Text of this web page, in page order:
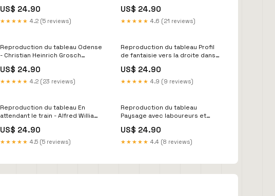
US$ 24.90
★★★★★ 4.2 (5 reviews)
Catalogne
US$ 24.90
★★★★★ 4.6 (21 reviews)
Reproduction du tableau Odense
- Christian Heinrich Grosch
US$ 24.90
★★★★★ 4.2 (23 reviews)
Reproduction du tableau Profil
de fantaisie vers la droite dans
noir, en bas à droite le noir est
lavé - Samuel Jessurun de
US$ 24.90
★★★★★ 4.9 (9 reviews)
Reproduction du tableau En
attendant le train - Alfred William
US$ 24.90
★★★★★ 4.5 (5 reviews)
Reproduction du tableau
Paysage avec laboureurs et
- Johann Jakob Biedermann
erreur
US$ 24.90
★★★★★ 4.4 (8 reviews)